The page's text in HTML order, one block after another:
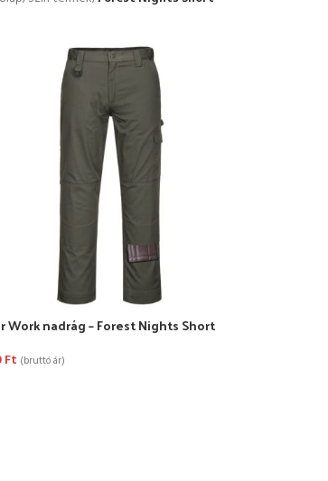
Work nadrág – Forest Nights Short
Ft (bruttó ár)